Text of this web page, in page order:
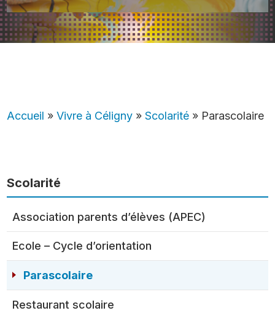
Accueil »Vivre à Céligny »Scolarité » Parascolaire
Scolarité
Association parents d’élèves (APEC)
Ecole – Cycle d’orientation
Parascolaire
Restaurant scolaire